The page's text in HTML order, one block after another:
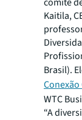
Kaitila,
Brasil).
Conexão
WTC
“A